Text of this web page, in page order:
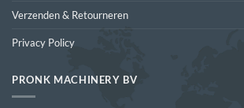
Verzenden & Retourneren
Privacy Policy
PRONK MACHINERY BV